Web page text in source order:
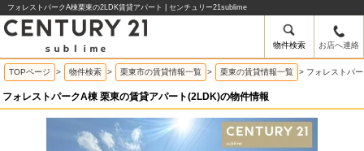
フォレストパークA棟栗東の2LDK賃貸アパート | センチュリー21sublime
物件検索 お店へ連絡
TOPページ > 物件検索 > 栗東市の賃貸情報一覧 > 栗東の賃貸情報一覧 > フォレストパ
フォレストパークA棟 栗東の賃貸アパート(2LDK)の物件情報